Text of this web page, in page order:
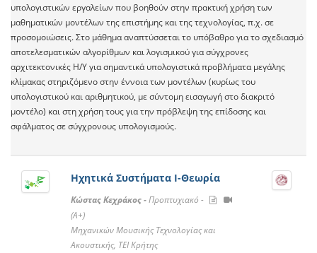
υπολογιστικών εργαλείων που βοηθούν στην πρακτική χρήση των
μαθηματικών μοντέλων της επιστήμης και της τεχνολογίας, π.χ. σε
προσομοιώσεις. Στο μάθημα αναπτύσσεται το υπόβαθρο για το σχεδιασμό
αποτελεσματικών αλγορίθμων και λογισμικού για σύγχρονες
αρχιτεκτονικές Η/Υ για σημαντικά υπολογιστικά προβλήματα μεγάλης
κλίμακας στηριζόμενο στην έννοια των μοντέλων (κυρίως του
υπολογιστικού και αριθμητικού, με σύντομη εισαγωγή στο διακριτό
μοντέλο) και στη χρήση τους για την πρόβλεψη της επίδοσης και
σφάλματος σε σύγχρονους υπολογισμούς.
Ηχητικά Συστήματα Ι-Θεωρία
Κώστας Κεχράκος -Προπτυχιακό -
(A+)
Μηχανικών Μουσικής Τεχνολογίας και
Ακουστικής, ΤΕΙ Κρήτης